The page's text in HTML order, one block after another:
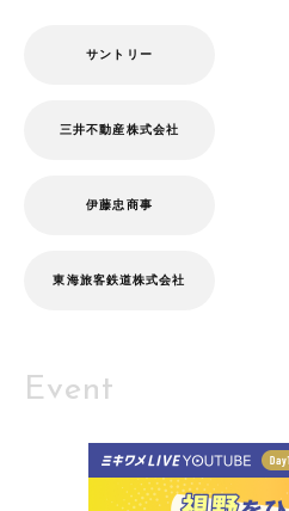
サントリー
三井不動産株式会社
伊藤忠商事
東海旅客鉄道株式会社
Event